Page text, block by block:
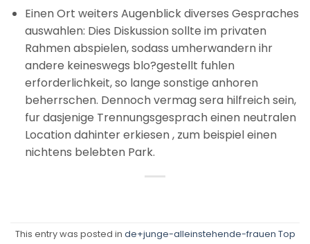
Einen Ort weiters Augenblick diverses Gespraches
auswahlen: Dies Diskussion sollte im privaten
Rahmen abspielen, sodass umherwandern ihr
andere keineswegs blo?gestellt fuhlen
erforderlichkeit, so lange sonstige anhoren
beherrschen. Dennoch vermag sera hilfreich sein,
fur dasjenige Trennungsgesprach einen neutralen
Location dahinter erkiesen , zum beispiel einen
nichtens belebten Park.
This entry was posted in de+junge-alleinstehende-frauen Top